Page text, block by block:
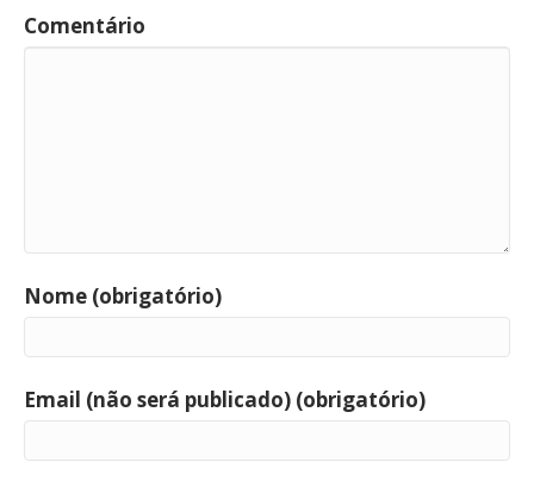
Comentário
Nome (obrigatório)
Email (não será publicado) (obrigatório)